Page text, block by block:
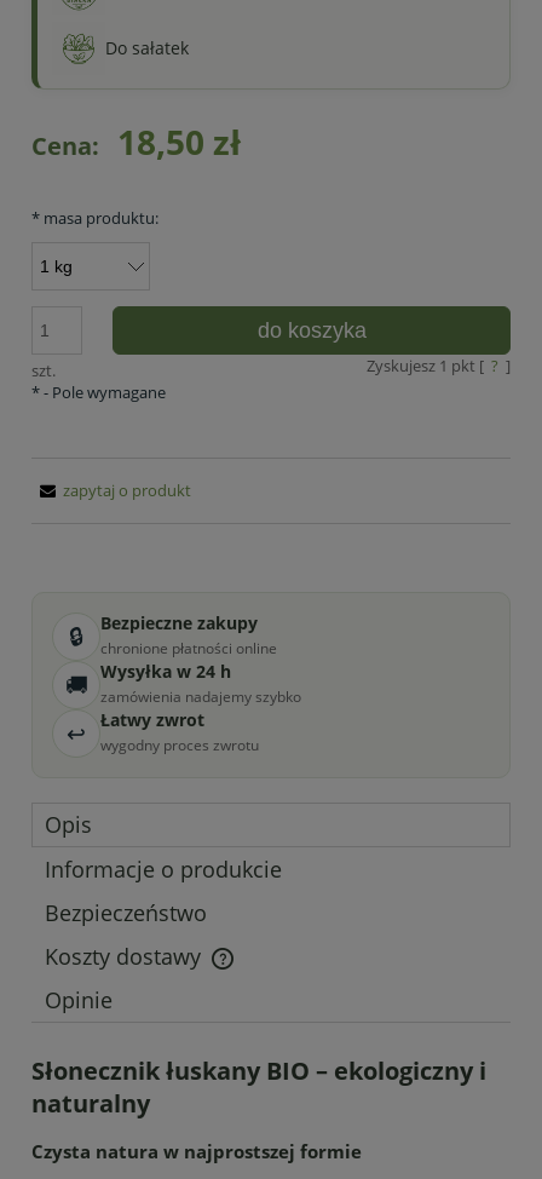
Do sałatek
Cena: 18,50 zł
* masa produktu:
szt.
do koszyka
Zyskujesz 1 pkt [ ? ]
*- Pole wymagane
zapytaj o produkt
🔒 Bezpieczne zakupy
chronione płatności online
🚚 Wysyłka w 24 h
zamówienia nadajemy szybko
↩ Łatwy zwrot
wygodny proces zwrotu
Opis
Informacje o produkcie
Bezpieczeństwo
Koszty dostawy
Cena nie zawiera ewentualnych kosztów płatności
Opinie
Słonecznik łuskany BIO – ekologiczny i
naturalny
Czysta natura w najprostszej formie